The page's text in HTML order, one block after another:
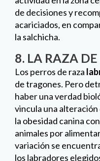
vincula una
la obesidad canina
animales por
variación se
los labradores
asistencia, lo que
parecen
más fáciles
una galleta
como
9. SI ESTÁS
FÍAN DE TI
Investigadores
estudiar cómo de bien